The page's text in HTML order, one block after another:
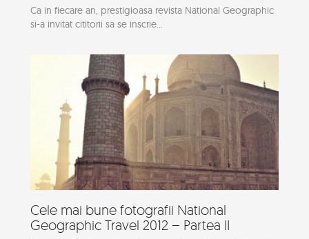
Ca in fiecare an, prestigioasa revista National Geographic
si-a invitat cititorii sa se inscrie...
Cele mai bune fotografii National
Geographic Travel 2012 – Partea II